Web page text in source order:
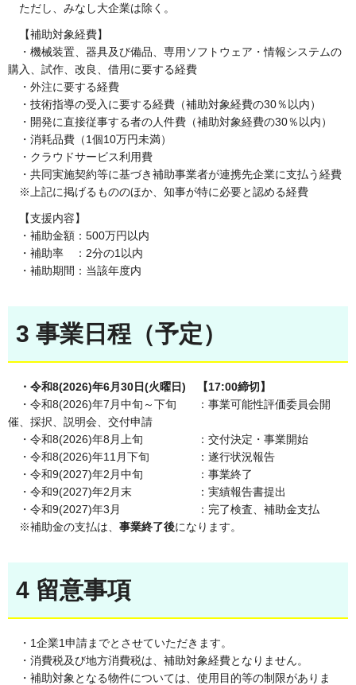
ただし、みなし大企業は除く。
【補助対象経費】
・機械装置、器具及び備品、専用ソフトウェア・情報システムの
購入、試作、改良、借用に要する経費
・外注に要する経費
・技術指導の受入に要する経費（補助対象経費の30％以内）
・開発に直接従事する者の人件費（補助対象経費の30％以内）
・消耗品費（1個10万円未満）
・クラウドサービス利用費
・共同実施契約等に基づき補助事業者が連携先企業に支払う経費
※上記に掲げるもののほか、知事が特に必要と認める経費
【支援内容】
・補助金額：500万円以内
・補助率 ：2分の1以内
・補助期間：当該年度内
3 事業日程（予定）
・令和8(2026)年6月30日(火曜日) 【17:00締切】
・令和8(2026)年7月中旬～下旬 ：事業可能性評価委員会開
催、採択、説明会、交付申請
・令和8(2026)年8月上旬 ：交付決定・事業開始
・令和8(2026)年11月下旬 ：遂行状況報告
・令和9(2027)年2月中旬 ：事業終了
・令和9(2027)年2月末 ：実績報告書提出
・令和9(2027)年3月 ：完了検査、補助金支払
※補助金の支払は、 事業終了後になります。
4 留意事項
・1企業1申請までとさせていただきます。
・消費税及び地方消費税は、補助対象経費となりません。
・補助対象となる物件については、使用目的等の制限がありま